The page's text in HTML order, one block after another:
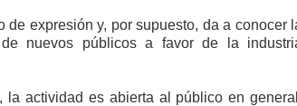
expresión y, por supuesto, da a conocer
nuevos públicos a favor de la
actividad es abierta al público en